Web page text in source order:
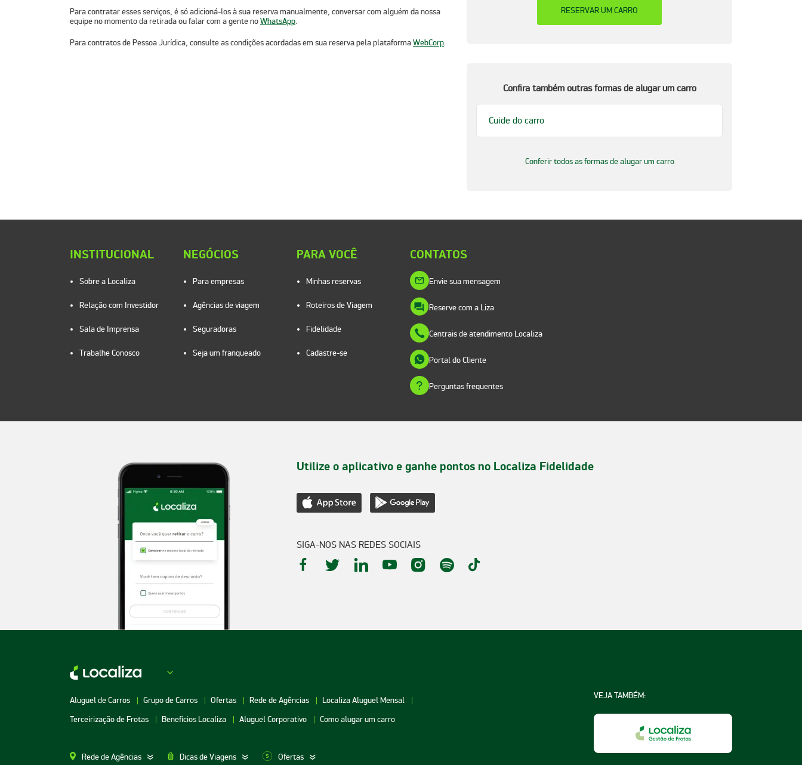
Para contratar esses serviços, é só adicioná-los à sua reserva manualmente, conversar com alguém da nossa
equipe no momento da retirada ou falar com a gente noWhatsApp.
Para contratos de Pessoa Jurídica, consulte as condições acordadas em sua reserva pela plataformaWebCorp.
RESERVAR UM CARRO
Confira também outras formas de alugar um carro
Cuide do carro
Conferir todos as formas de alugar um carro
INSTITUCIONAL
Sobre a Localiza
Relação com Investidor
Sala de Imprensa
Trabalhe Conosco
NEGÓCIOS
Para empresas
Agências de viagem
Seguradoras
Seja um franqueado
PARA VOCÊ
Minhas reservas
Roteiros de Viagem
Fidelidade
Cadastre-se
CONTATOS
Envie sua mensagem
Reserve com a Liza
Centrais de atendimento Localiza
Portal do Cliente
Perguntas frequentes
Utilize o aplicativo e ganhe pontos no Localiza Fidelidade
SIGA-NOS NAS REDES SOCIAIS
Aluguel de Carros Grupo de Carros Ofertas Rede de Agências
Localiza Aluguel Mensal
Terceirização de Frotas
Benefícios Localiza Aluguel Corporativo Como alugar um carro
Rede de Agências Dicas de Viagens Ofertas
VEJA TAMBÉM: